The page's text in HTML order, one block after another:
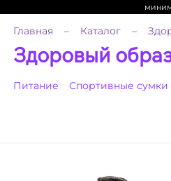
Главная Каталог
Здоровый
Питание Спортивные сумки